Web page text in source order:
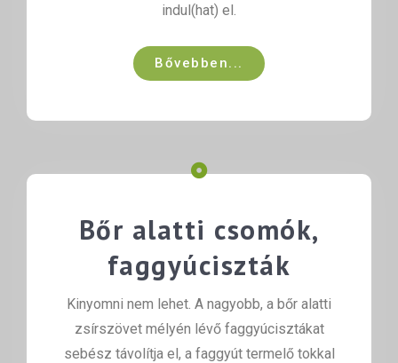
indul(hat) el.
Bővebben...
Bőr alatti csomók,
faggyúciszták
Kinyomni nem lehet. A nagyobb, a bőr alatti
zsírszövet mélyén lévő faggyúcisztákat
sebész távolítja el, a faggyút termelő tokkal